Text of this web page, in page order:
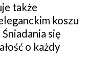
także
koszu
się
o każdy